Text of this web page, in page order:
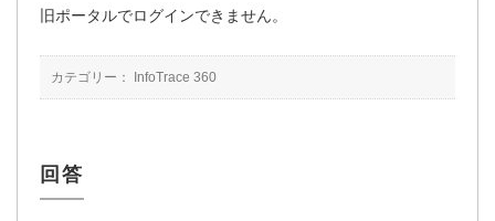
旧ポータルでログインできません。
カテゴリー： InfoTrace 360